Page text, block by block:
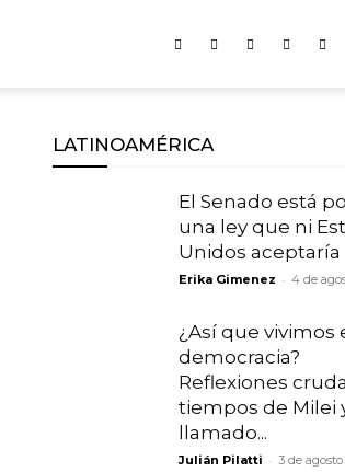
LATINOAMÉRICA
El Senado está
una ley que ni
Unidos aceptaría
Erika Gimenez - 4 de
¿Así que vivimos
democracia?
Reflexiones
tiempos de Milei
llamado...
Julián Pilatti - 3 de